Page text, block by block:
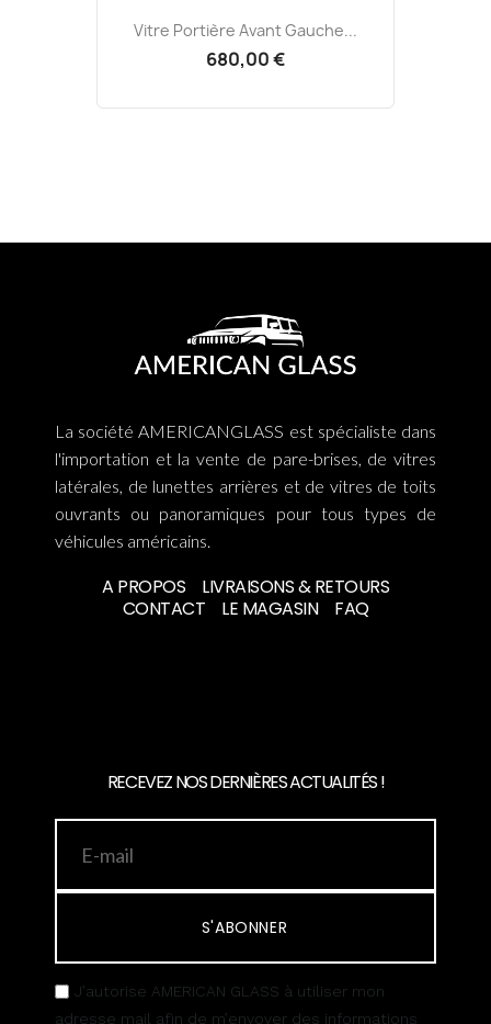
Vitre Portière Avant Gauche...
680,00 €
La société AMERICANGLASS est spécialiste dans
l'importation et la vente de pare-brises, de vitres
latérales, de lunettes arrières et de vitres de toits
ouvrants ou panoramiques pour tous types de
véhicules américains.
A PROPOS
LIVRAISONS & RETOURS
CONTACT
LE MAGASIN FAQ
RECEVEZ NOS DERNIÈRES ACTUALITÉS !
S'ABONNER
J’autorise AMERICAN GLASS à utiliser mon
adresse mail afin de m’envoyer des informations